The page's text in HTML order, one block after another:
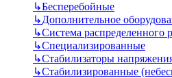
↳Бесперебойные
↳Дополнительное
↳Система распределенного
↳Специализированные
↳Стабилизаторы
↳Стабилизированные